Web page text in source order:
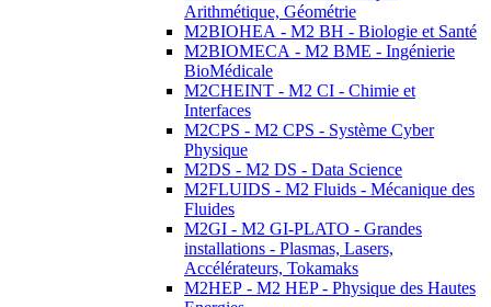
Arithmétique, Géométrie
M2BIOHEA - M2 BH - Biologie et Santé
M2BIOMECA - M2 BME - Ingénierie
BioMédicale
M2CHEINT - M2 CI - Chimie et
Interfaces
M2CPS - M2 CPS - Système Cyber
Physique
M2DS - M2 DS - Data Science
M2FLUIDS - M2 Fluids - Mécanique des
Fluides
M2GI - M2 GI-PLATO - Grandes
installations - Plasmas, Lasers,
Accélérateurs, Tokamaks
M2HEP - M2 HEP - Physique des Hautes